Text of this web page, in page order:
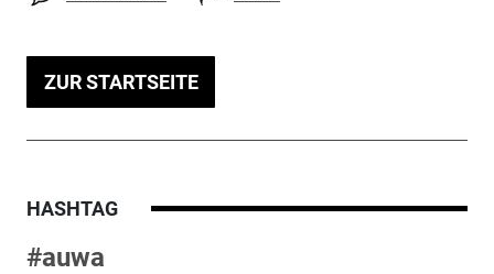
ZUR STARTSEITE
HASHTAG
#auwa